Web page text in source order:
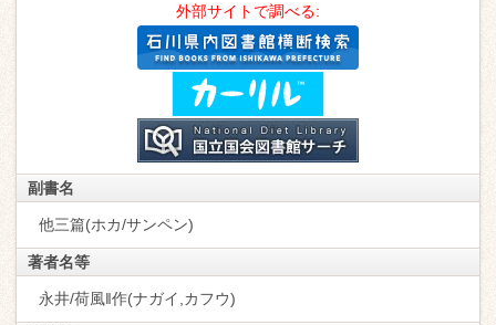
外部サイトで調べる:
副書名
他三篇(ホカ/サンペン)
著者名等
永井/荷風‖作(ナガイ,カフウ)